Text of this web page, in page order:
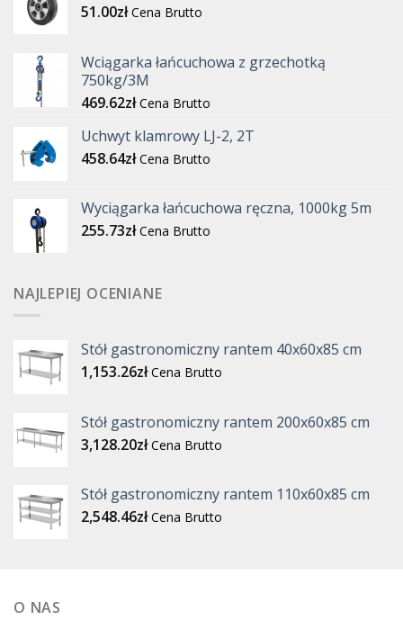
51.00zł Cena Brutto
Wciągarka łańcuchowa z grzechotką
750kg/3M
469.62zł Cena Brutto
Uchwyt klamrowy LJ-2, 2T
458.64zł Cena Brutto
Wyciągarka łańcuchowa ręczna, 1000kg 5m
255.73zł Cena Brutto
NAJLEPIEJ OCENIANE
Stół gastronomiczny rantem 40x60x85 cm
1,153.26zł Cena Brutto
Stół gastronomiczny rantem 200x60x85 cm
3,128.20zł Cena Brutto
Stół gastronomiczny rantem 110x60x85 cm
2,548.46zł Cena Brutto
O NAS